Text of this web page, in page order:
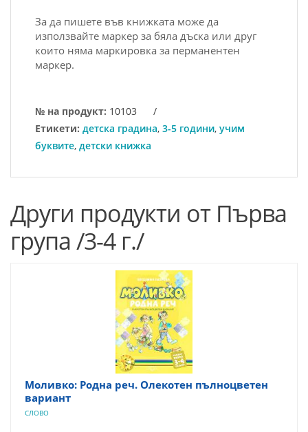
За да пишете във книжката може да
използвайте маркер за бяла дъска или друг
които няма маркировка за перманентен
маркер.
№ на продукт: 10103
/
Етикети: детска градина, 3-5 години, учим
буквите, детски книжка
Други продукти от Първа
група /3-4 г./
Моливко: Родна реч. Олекотен пълноцветен
вариант
СЛОВО